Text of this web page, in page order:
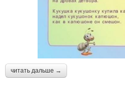
читать дальше →